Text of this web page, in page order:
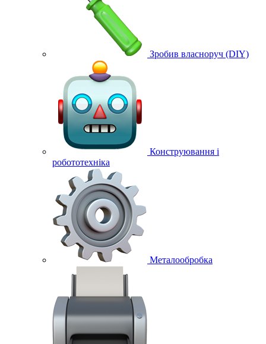
Зробив власноруч (DIY)
Конструювання і
робототехніка
Металообробка